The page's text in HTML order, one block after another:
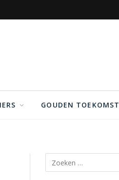
GOUDEN TOEKOMST